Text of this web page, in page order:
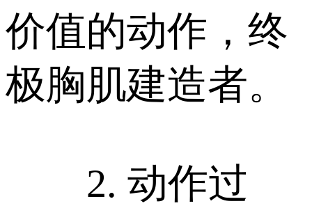
价值的动作，终
极胸肌建造者。
2. 动作过